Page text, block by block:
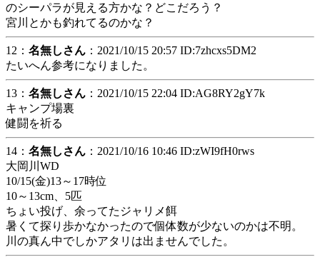
のシーパラが見える方かな？どこだろう？
宮川とかも釣れてるのかな？
12： 名無しさん ：2021/10/15 20:57 ID:7zhcxs5DM2
たいへん参考になりました。
13： 名無しさん ：2021/10/15 22:04 ID:AG8RY2gY7k
キャンプ場裏
健闘を祈る
14： 名無しさん ：2021/10/16 10:46 ID:zWI9fH0rws
大岡川WD
10/15(金)13～17時位
10～13cm、5匹
ちょい投げ、余ってたジャリメ餌
暑くて探り歩かなかったので個体数が少ないのかは不明。
川の真ん中でしかアタリは出ませんでした。